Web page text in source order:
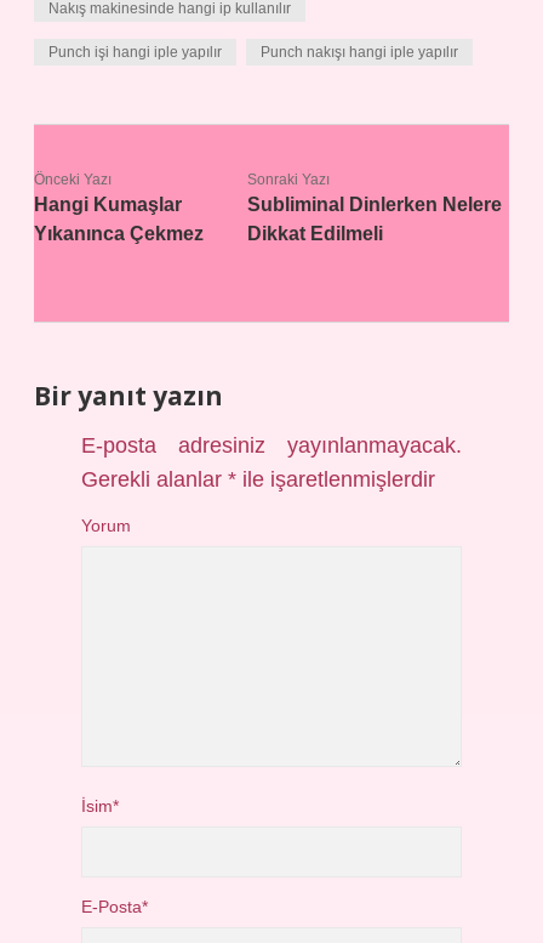
Nakış makinesinde hangi ip kullanılır
Punch işi hangi iple yapılır Punch nakışı hangi iple yapılır
Önceki Yazı
Hangi Kumaşlar
Yıkanınca Çekmez
Sonraki Yazı
Subliminal Dinlerken Nelere
Dikkat Edilmeli
Bir yanıt yazın
E-posta adresiniz yayınlanmayacak.
Gerekli alanlar* ile işaretlenmişlerdir
Yorum
İsim*
E-Posta*